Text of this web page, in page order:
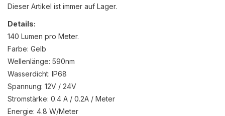
Dieser Artikel ist immer auf Lager.
Details:
140 Lumen pro Meter.
Farbe: Gelb
Wellenlänge: 590nm
Wasserdicht: IP68
Spannung: 12V / 24V
Stromstärke: 0.4 A / 0.2A / Meter
Energie: 4.8 W/Meter